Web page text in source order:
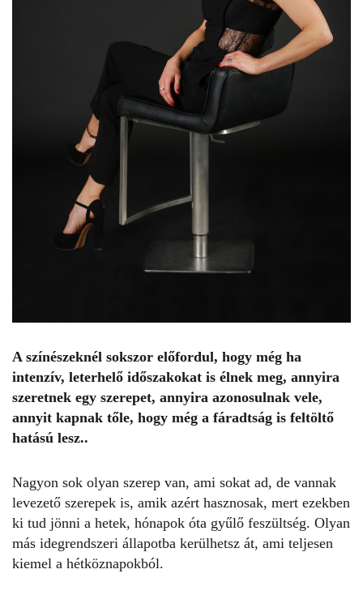
A színészeknél sokszor előfordul, hogy még ha
intenzív, leterhelő időszakokat is élnek meg, annyira
szeretnek egy szerepet, annyira azonosulnak vele,
annyit kapnak tőle, hogy még a fáradtság is feltöltő
hatású lesz..
Nagyon sok olyan szerep van, ami sokat ad, de vannak
levezető szerepek is, amik azért hasznosak, mert ezekben
ki tud jönni a hetek, hónapok óta gyűlő feszültség. Olyan
más idegrendszeri állapotba kerülhetsz át, ami teljesen
kiemel a hétköznapokból.